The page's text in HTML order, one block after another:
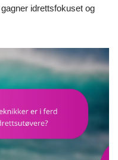
idrettsfokuset og